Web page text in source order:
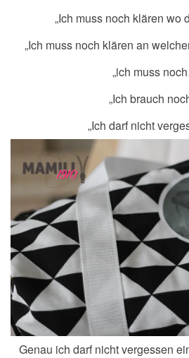
„Ich muss noch klären wo
„Ich muss noch klären an
„ich muss
„Ich brauch
„Ich darf nicht
Genau ich darf nicht vergessen